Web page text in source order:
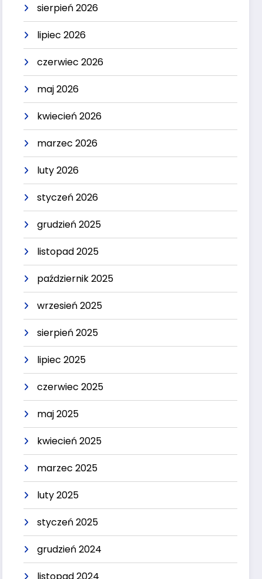
sierpień 2026
lipiec 2026
czerwiec 2026
maj 2026
kwiecień 2026
marzec 2026
luty 2026
styczeń 2026
grudzień 2025
listopad 2025
październik 2025
wrzesień 2025
sierpień 2025
lipiec 2025
czerwiec 2025
maj 2025
kwiecień 2025
marzec 2025
luty 2025
styczeń 2025
grudzień 2024